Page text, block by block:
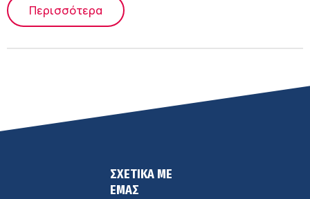
Περισσότερα
ΣΧΕΤΙΚΑ ΜΕ
ΕΜΑΣ